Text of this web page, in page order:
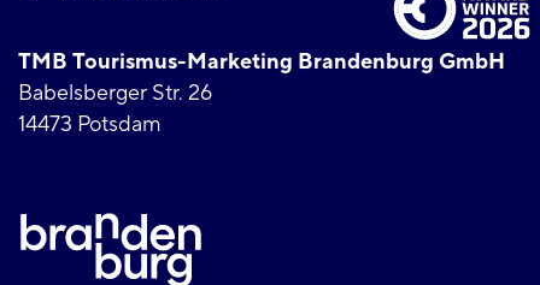
TMB Tourismus-Marketing Brandenburg GmbH
Babelsberger Str. 26
14473 Potsdam